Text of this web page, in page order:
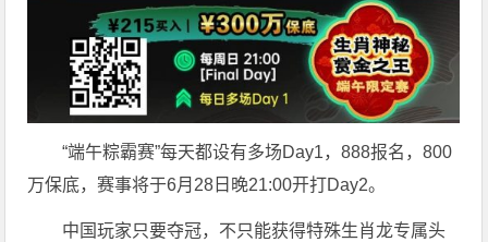
“端午粽霸赛”每天都设有多场Day1，888报名，800
万保底，赛事将于6月28日晚21:00开打Day2。
中国玩家只要夺冠，不只能获得特殊生肖龙专属头